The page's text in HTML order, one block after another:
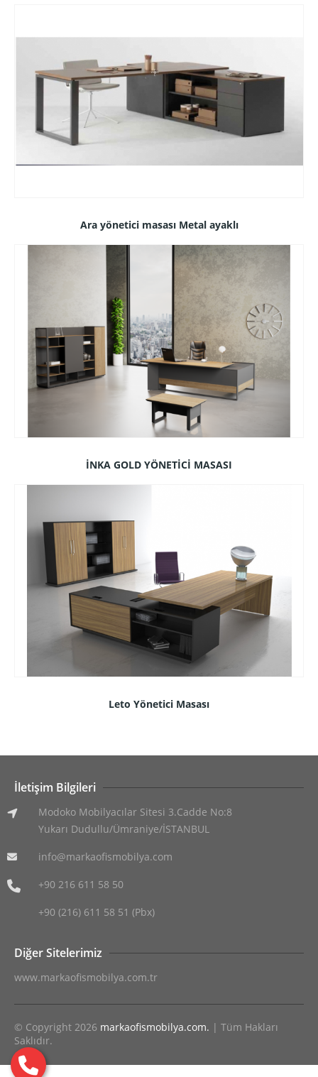
Ara yönetici masası Metal ayaklı
İNKA GOLD YÖNETİCİ MASASI
Leto Yönetici Masası
İletişim Bilgileri
Modoko Mobilyacılar Sitesi 3.Cadde No:8
Yukarı Dudullu/Ümraniye/İSTANBUL
info@markaofismobilya.com
+90 216 611 58 50
+90 (216) 611 58 51 (Pbx)
Diğer Sitelerimiz
www.markaofismobilya.com.tr
© Copyright 2026 markaofismobilya.com. | Tüm Hakları
Saklıdır.